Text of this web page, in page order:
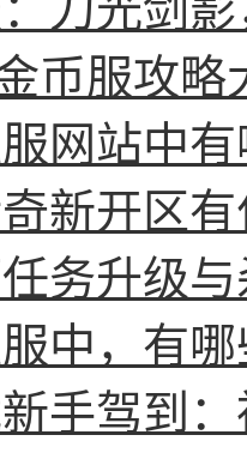
刀光剑
币服攻
网站中
新开区
务升级
中，有
手驾到